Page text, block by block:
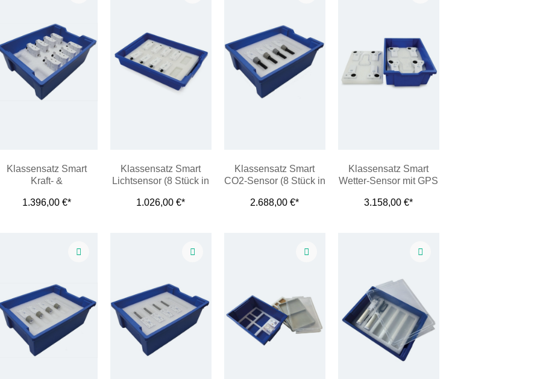
Klassensatz Smart
Kraft- &
r (8 Stück in Wanne)
1.396,00 €*
Klassensatz Smart
Lichtsensor (8 Stück in
1.026,00 €*
Klassensatz Smart
CO2-Sensor (8 Stück in
2.688,00 €*
Klassensatz Smart
Wetter-Sensor mit GPS
3.158,00 €*